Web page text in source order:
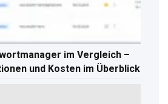
im Vergleich –
und Kosten im Überblick